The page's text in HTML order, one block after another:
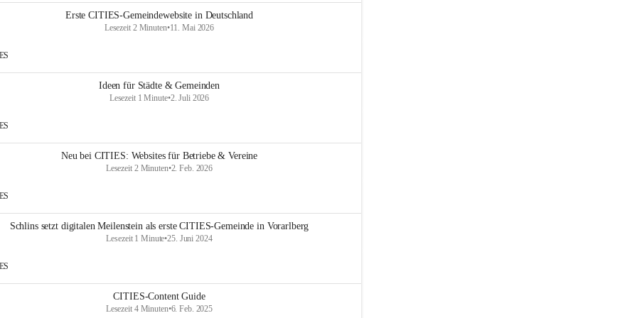
Erste CITIES-Gemeindewebsite in Deutschland
Lesezeit 2 Minuten•11. Mai 2026
Ideen für Städte & Gemeinden
Lesezeit 1 Minute•2. Juli 2026
Neu bei CITIES: Websites für Betriebe & Vereine
Lesezeit 2 Minuten•2. Feb. 2026
Schlins setzt digitalen Meilenstein als erste CITIES-Gemeinde in Vorarlberg
Lesezeit 1 Minute•25. Juni 2024
CITIES-Content Guide
Lesezeit 4 Minuten•6. Feb. 2025